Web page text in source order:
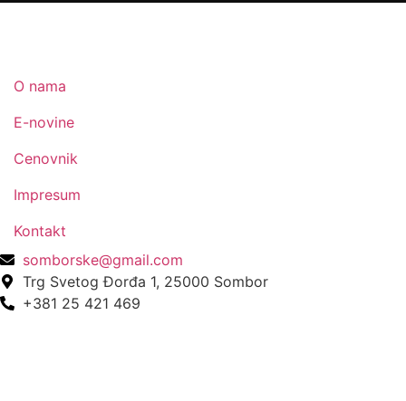
O nama
E-novine
Cenovnik
Impresum
Kontakt
somborske@gmail.com
Trg Svetog Đorđa 1, 25000 Sombor
+381 25 421 469